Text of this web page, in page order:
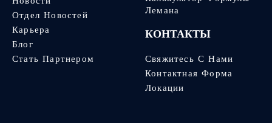
Отдел Новостей
Карьера
Блог
Стать Партнером
Лемана
КОНТАКТЫ
Свяжитесь С Нами
Контактная Форма
Локации